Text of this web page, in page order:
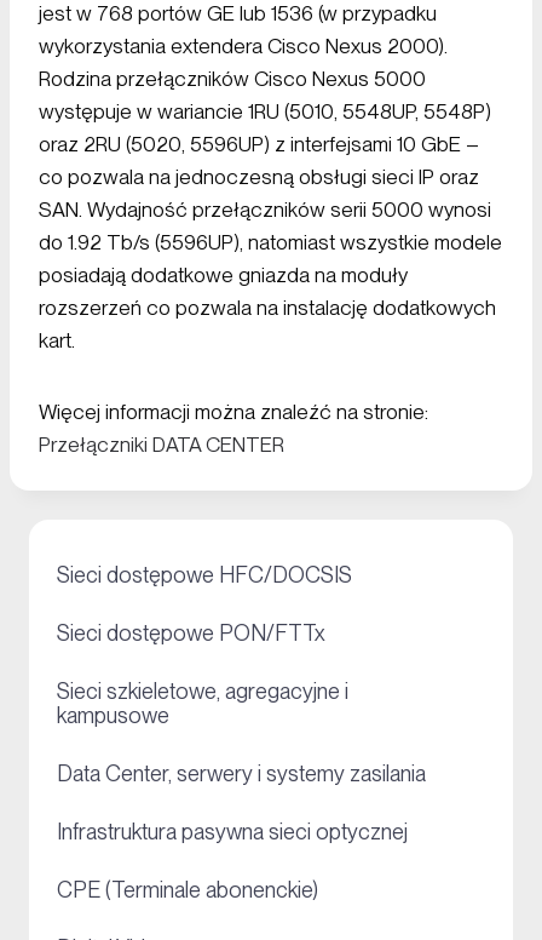
jest w 768 portów GE lub 1536 (w przypadku
wykorzystania extendera Cisco Nexus 2000).
Rodzina przełączników Cisco Nexus 5000
występuje w wariancie 1RU (5010, 5548UP, 5548P)
oraz 2RU (5020, 5596UP) z interfejsami 10 GbE –
co pozwala na jednoczesną obsługi sieci IP oraz
SAN. Wydajność przełączników serii 5000 wynosi
do 1.92 Tb/s (5596UP), natomiast wszystkie modele
posiadają dodatkowe gniazda na moduły
rozszerzeń co pozwala na instalację dodatkowych
kart.
Więcej informacji można znaleźć na stronie:
Przełączniki DATA CENTER
Sieci dostępowe HFC/DOCSIS
Sieci dostępowe PON/FTTx
Sieci szkieletowe, agregacyjne i
kampusowe
Data Center, serwery i systemy zasilania
Infrastruktura pasywna sieci optycznej
CPE (Terminale abonenckie)